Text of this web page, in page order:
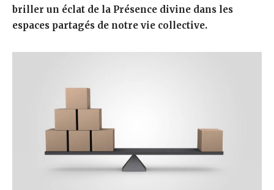
briller un éclat de la Présence divine dans les
espaces partagés de notre vie collective.